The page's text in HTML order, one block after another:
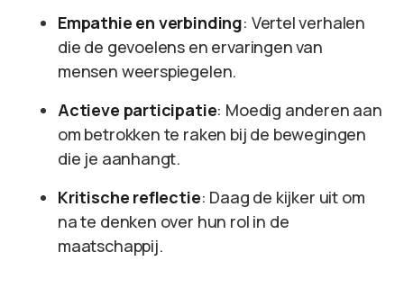
Empathie en verbinding: Vertel verhalen
die de gevoelens en ervaringen van
mensen weerspiegelen.
Actieve participatie: Moedig anderen aan
om betrokken te raken bij de bewegingen
die je aanhangt.
Kritische reflectie: Daag de kijker uit om
na te denken over hun rol in de
maatschappij.